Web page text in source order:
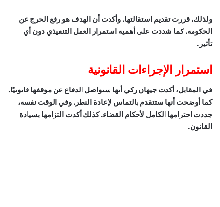
ولذلك، قررت تقديم استقالتها. وأكدت أن الهدف هو رفع الحرج عن
الحكومة. كما شددت على أهمية استمرار العمل التنفيذي دون أي
تأثير.
استمرار الإجراءات القانونية
في المقابل، أكدت جيهان زكي أنها ستواصل الدفاع عن موقفها قانونيًا.
كما أوضحت أنها ستتقدم بالتماس لإعادة النظر. وفي الوقت نفسه،
جددت احترامها الكامل لأحكام القضاء. كذلك أكدت التزامها بسيادة
القانون.